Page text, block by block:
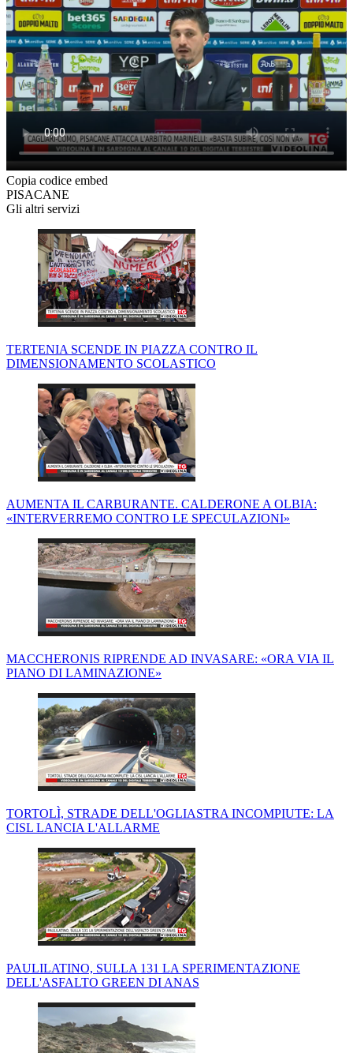
Copia codice embed
PISACANE
Gli altri servizi
TERTENIA SCENDE IN PIAZZA CONTRO IL
DIMENSIONAMENTO SCOLASTICO
AUMENTA IL CARBURANTE. CALDERONE A OLBIA:
«INTERVERREMO CONTRO LE SPECULAZIONI»
MACCHERONIS RIPRENDE AD INVASARE: «ORA VIA IL
PIANO DI LAMINAZIONE»
TORTOLÌ, STRADE DELL'OGLIASTRA INCOMPIUTE: LA
CISL LANCIA L'ALLARME
PAULILATINO, SULLA 131 LA SPERIMENTAZIONE
DELL'ASFALTO GREEN DI ANAS